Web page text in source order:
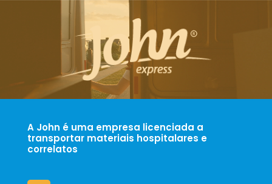
A John é uma empresa licenciada a
transportar materiais hospitalares e
correlatos